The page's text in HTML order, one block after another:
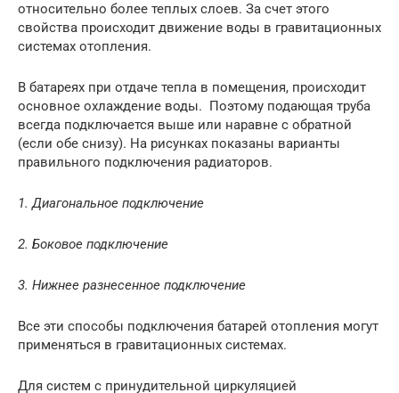
относительно более теплых слоев. За счет этого
свойства происходит движение воды в гравитационных
системах отопления.
В батареях при отдаче тепла в помещения, происходит
основное охлаждение воды. Поэтому подающая труба
всегда подключается выше или наравне с обратной
(если обе снизу). На рисунках показаны варианты
правильного подключения радиаторов.
1. Диагональное подключение
2. Боковое подключение
3. Нижнее разнесенное подключение
Все эти способы подключения батарей отопления могут
применяться в гравитационных системах.
Для систем с принудительной циркуляцией